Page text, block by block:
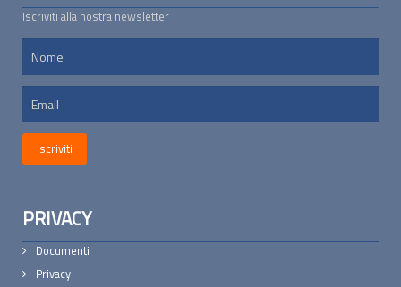
Iscriviti alla nostra newsletter
PRIVACY
Documenti
Privacy